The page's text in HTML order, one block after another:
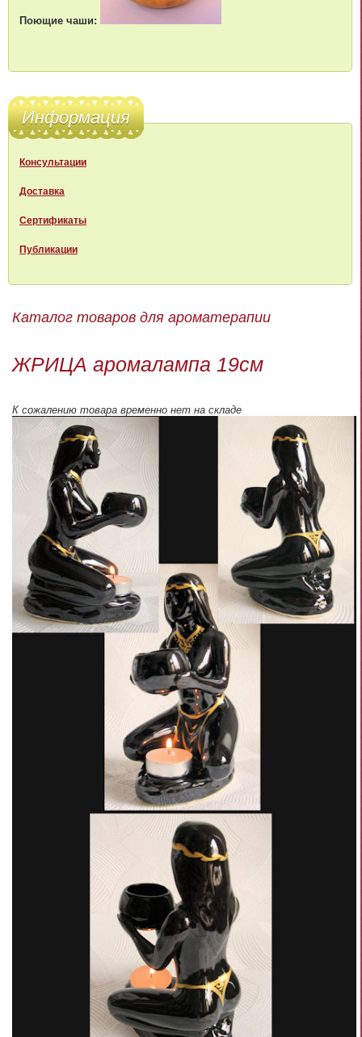
Поющие чаши:
Информация
Консультации
Доставка
Сертификаты
Публикации
Каталог товаров для ароматерапии
ЖРИЦА аромалампа 19см
К сожалению товара временно нет на складе